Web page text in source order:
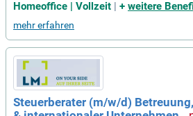
h (OP-Pfleger / Schwester, OTA) oder
eptionellen Entwicklung &
rbildungsveranstaltungen
Homeoffice | Vollzeit | + weitere
mehr erfahren
Steuerberater (m/w/d)